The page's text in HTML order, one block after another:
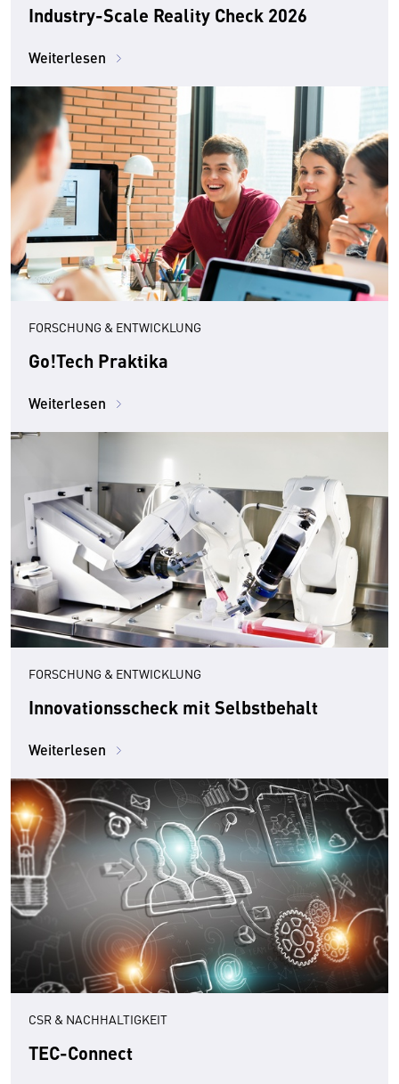
Industry-Scale Reality Check 2026
Weiterlesen
FORSCHUNG & ENTWICKLUNG
Go!Tech Praktika
Weiterlesen
FORSCHUNG & ENTWICKLUNG
Innovationsscheck mit Selbstbehalt
Weiterlesen
CSR & NACHHALTIGKEIT
TEC-Connect